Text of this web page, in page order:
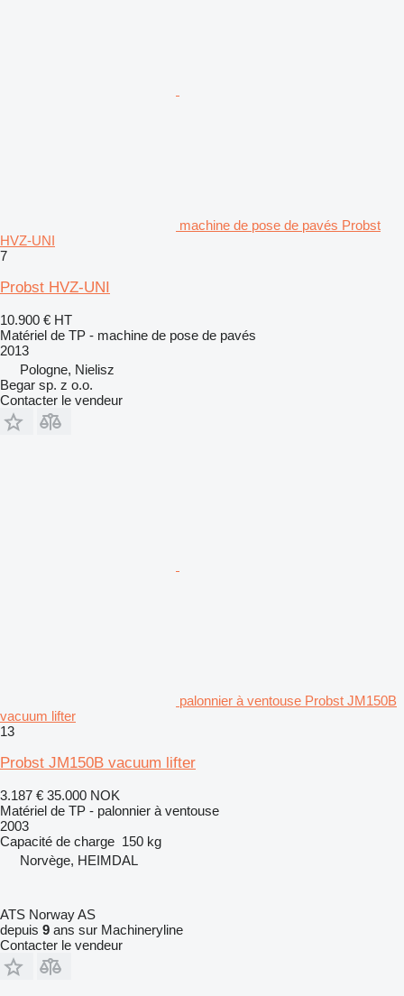
machine de pose de pavés Probst
HVZ-UNI
7
Probst HVZ-UNI
10.900 € HT
Matériel de TP - machine de pose de pavés
2013
Pologne, Nielisz
Begar sp. z o.o.
Contacter le vendeur
palonnier à ventouse Probst JM150B
vacuum lifter
13
Probst JM150B vacuum lifter
3.187 € 35.000 NOK
Matériel de TP - palonnier à ventouse
2003
Capacité de charge 150 kg
Norvège, HEIMDAL
ATS Norway AS
depuis 9 ans sur Machineryline
Contacter le vendeur